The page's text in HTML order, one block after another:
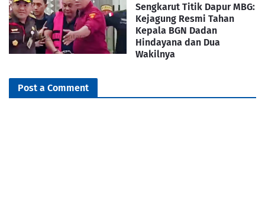
Sengkarut Titik Dapur MBG:
Kejagung Resmi Tahan
Kepala BGN Dadan
Hindayana dan Dua
Wakilnya
Post a Comment